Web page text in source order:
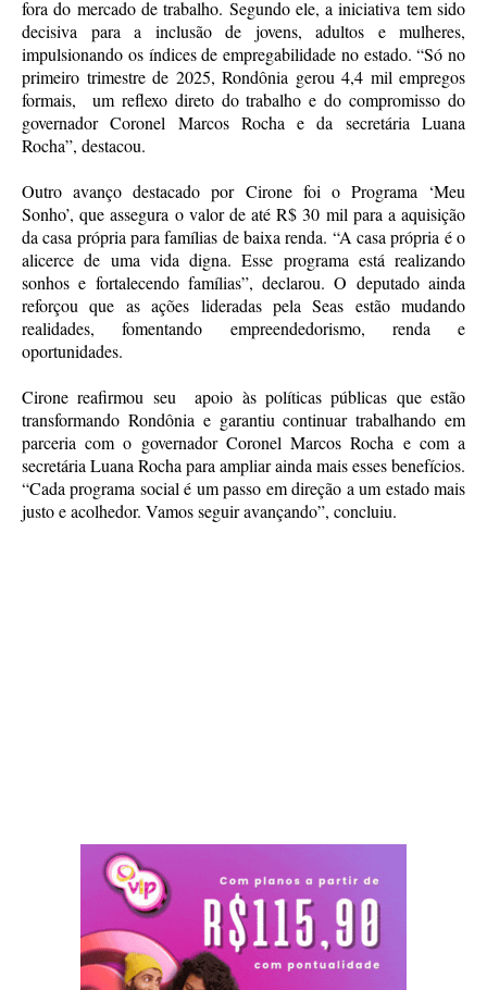
fora do mercado de trabalho. Segundo ele, a iniciativa tem sido
decisiva para a inclusão de jovens, adultos e mulheres,
impulsionando os índices de empregabilidade no estado. “Só no
primeiro trimestre de 2025, Rondônia gerou 4,4 mil empregos
formais, um reflexo direto do trabalho e do compromisso do
governador Coronel Marcos Rocha e da secretária Luana
Rocha”, destacou.
Outro avanço destacado por Cirone foi o Programa ‘Meu
Sonho’, que assegura o valor de até R$ 30 mil para a aquisição
da casa própria para famílias de baixa renda. “A casa própria é o
alicerce de uma vida digna. Esse programa está realizando
sonhos e fortalecendo famílias”, declarou. O deputado ainda
reforçou que as ações lideradas pela Seas estão mudando
realidades, fomentando empreendedorismo, renda e
oportunidades.
Cirone reafirmou seu apoio às políticas públicas que estão
transformando Rondônia e garantiu continuar trabalhando em
parceria com o governador Coronel Marcos Rocha e com a
secretária Luana Rocha para ampliar ainda mais esses benefícios.
“Cada programa social é um passo em direção a um estado mais
justo e acolhedor. Vamos seguir avançando”, concluiu.